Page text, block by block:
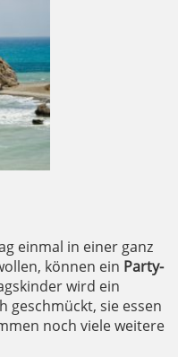
einmal in einer ganz
können ein Party-
wird ein
geschmückt, sie essen
noch viele weitere